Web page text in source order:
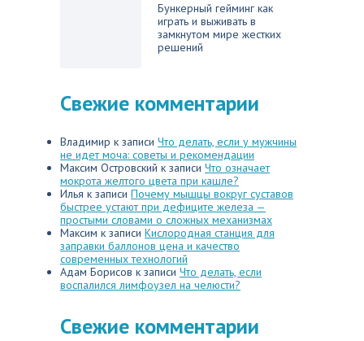
Бункерный гейминг как
играть и выживать в
замкнутом мире жестких
решений
Свежие комментарии
Владимир к записи Что делать, если у мужчины
не идет моча: советы и рекомендации
Максим Островский к записи Что означает
мокрота желтого цвета при кашле?
Илья к записи Почему мышцы вокруг суставов
быстрее устают при дефиците железа —
простыми словами о сложных механизмах
Максим к записи Кислородная станция для
заправки баллонов цена и качество
современных технологий
Адам Борисов к записи Что делать, если
воспалился лимфоузел на челюсти?
Свежие комментарии